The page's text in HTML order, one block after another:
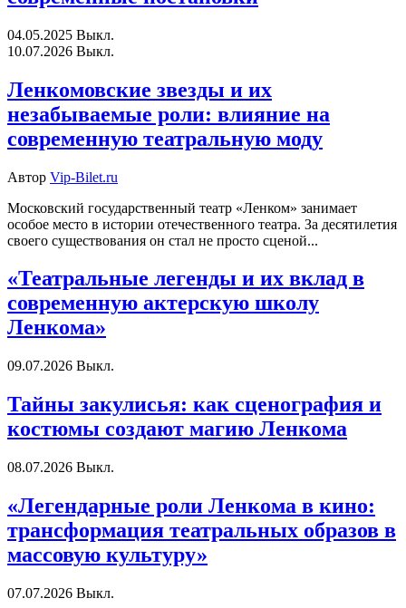
04.05.2025 Выкл.
10.07.2026 Выкл.
Ленкомовские звезды и их
незабываемые роли: влияние на
современную театральную моду
Автор Vip-Bilet.ru
Московский государственный театр «Ленком» занимает
особое место в истории отечественного театра. За десятилетия
своего существования он стал не просто сценой...
«Театральные легенды и их вклад в
современную актерскую школу
Ленкома»
09.07.2026 Выкл.
Тайны закулисья: как сценография и
костюмы создают магию Ленкома
08.07.2026 Выкл.
«Легендарные роли Ленкома в кино:
трансформация театральных образов в
массовую культуру»
07.07.2026 Выкл.